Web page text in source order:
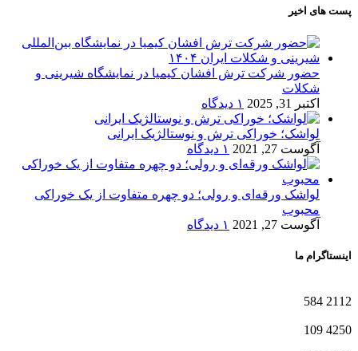
پست های اخیر
حضور شرکت ترش افشان کیمیا در نمایشگاه شیرینی و
شکلات
اکتبر 31, 2025
۱ دیدگاه
لواشک؛ خوراکی ترش و نوستالژیک ایرانی
آگوست 27, 2021
۱ دیدگاه
لواشک ورقه‌ای و رولی؛ دو چهره متفاوت از یک خوراکی
محبوب
آگوست 27, 2021
۱ دیدگاه
اینستاگرام ما
2112
584
4250
109